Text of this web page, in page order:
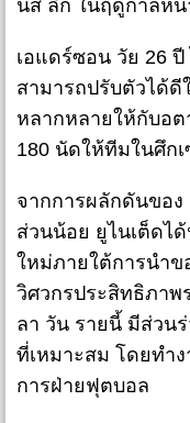
นส์ ลีก ในฤดูกาลหน้
เอแดร์ซอน วัย 26
สามารถปรับตัวได้ดี
หลากหลายให้กับอต
180 นัดให้ทีมในศึก
จากการผลักดันของ
ส่วนน้อย ยูไนเต็ดไ
ใหม่ภายใต้การนำข
วิศวกรประสิทธิภาพ
ลา วัน รายนี้ มีส่วน
ที่เหมาะสม โดยทำ
การฝ่ายฟุตบอล